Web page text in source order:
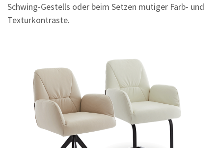
Schwing-Gestells oder beim Setzen mutiger Farb- und
Texturkontraste.